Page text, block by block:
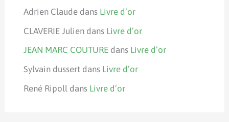
Adrien Claude dans Livre d’or
CLAVERIE Julien dans Livre d’or
JEAN MARC COUTURE dans Livre d’or
Sylvain dussert dans Livre d’or
René Ripoll dans Livre d’or